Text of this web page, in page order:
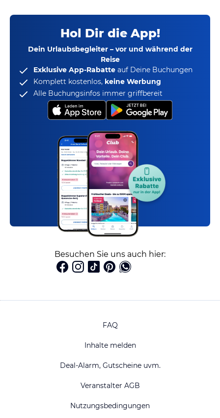
Hol Dir die App!
Dein Urlaubsbegleiter – vor und während der
Reise
Exklusive App-Rabatte auf Deine Buchungen
Komplett kostenlos, keine Werbung
Alle Buchungsinfos immer griffbereit
Besuchen Sie uns auch hier:
FAQ
Inhalte melden
Deal-Alarm, Gutscheine uvm.
Veranstalter AGB
Nutzungsbedingungen